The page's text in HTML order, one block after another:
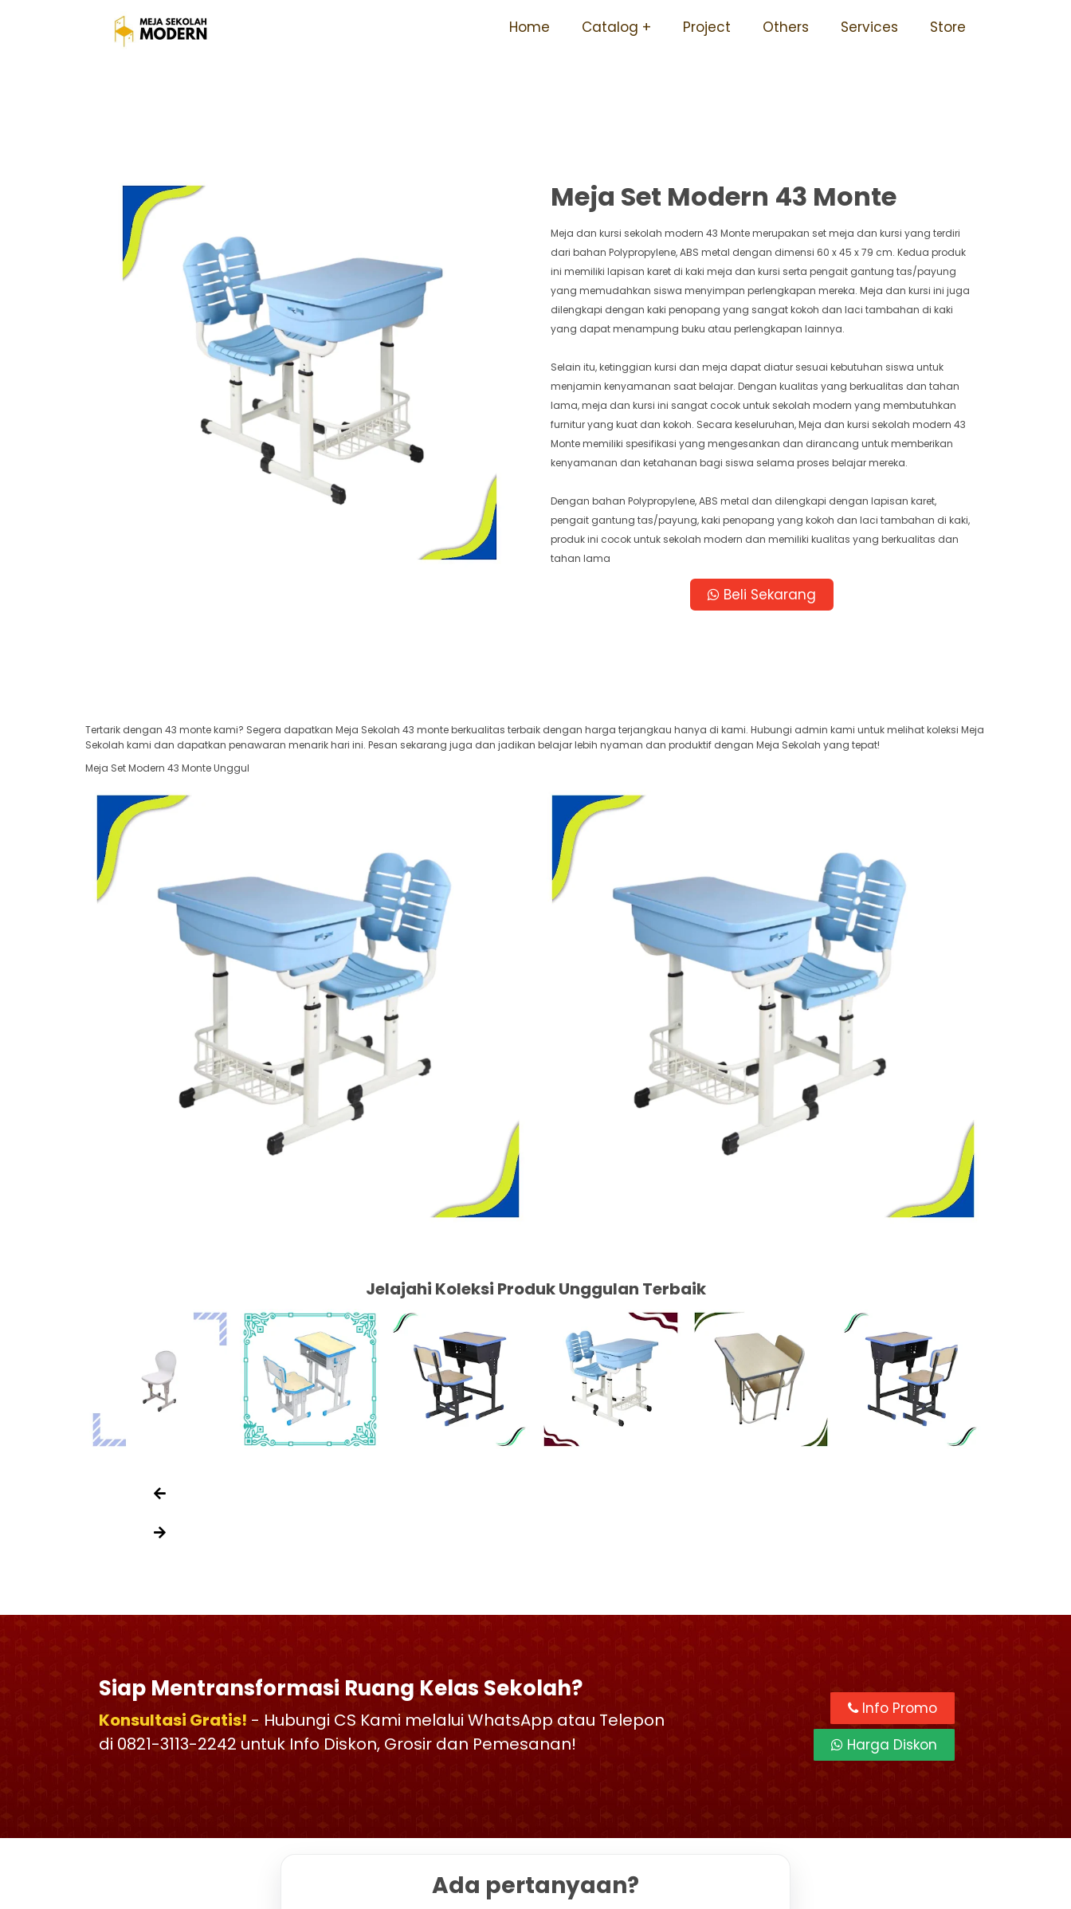
Home Catalog Project Others Services Store
Meja Kursi Sekolah Bangku Besi Mudah Perawatan Awet Dipasang Tersedia
Meja Set Modern 43 Monte
Meja dan kursi sekolah modern 43 Monte merupakan set meja dan kursi yang terdiri
dari bahan Polypropylene, ABS metal dengan dimensi 60 x 45 x 79 cm. Kedua produk
ini memiliki lapisan karet di kaki meja dan kursi serta pengait gantung tas/payung
yang memudahkan siswa menyimpan perlengkapan mereka. Meja dan kursi ini juga
dilengkapi dengan kaki penopang yang sangat kokoh dan laci tambahan di kaki
yang dapat menampung buku atau perlengkapan lainnya.
Selain itu, ketinggian kursi dan meja dapat diatur sesuai kebutuhan siswa untuk
menjamin kenyamanan saat belajar. Dengan kualitas yang berkualitas dan tahan
lama, meja dan kursi ini sangat cocok untuk sekolah modern yang membutuhkan
furnitur yang kuat dan kokoh. Secara keseluruhan, Meja dan kursi sekolah modern 43
Monte memiliki spesifikasi yang mengesankan dan dirancang untuk memberikan
kenyamanan dan ketahanan bagi siswa selama proses belajar mereka.
Dengan bahan Polypropylene, ABS metal dan dilengkapi dengan lapisan karet,
pengait gantung tas/payung, kaki penopang yang kokoh dan laci tambahan di kaki,
produk ini cocok untuk sekolah modern dan memiliki kualitas yang berkualitas dan
tahan lama
Beli Sekarang
Tertarik dengan 43 monte kami? Segera dapatkan Meja Sekolah 43 monte berkualitas terbaik dengan harga terjangkau hanya di kami. Hubungi admin kami untuk melihat koleksi Meja
Sekolah kami dan dapatkan penawaran menarik hari ini. Pesan sekarang juga dan jadikan belajar lebih nyaman dan produktif dengan Meja Sekolah yang tepat!
Meja Set Modern 43 Monte Unggul
Jelajahi Koleksi Produk Unggulan Terbaik
Siap Mentransformasi Ruang Kelas Sekolah?
Konsultasi Gratis! - Hubungi CS Kami melalui WhatsApp atau Telepon
di 0821-3113-2242 untuk Info Diskon, Grosir dan Pemesanan!
Info Promo
Harga Diskon
Ada pertanyaan?